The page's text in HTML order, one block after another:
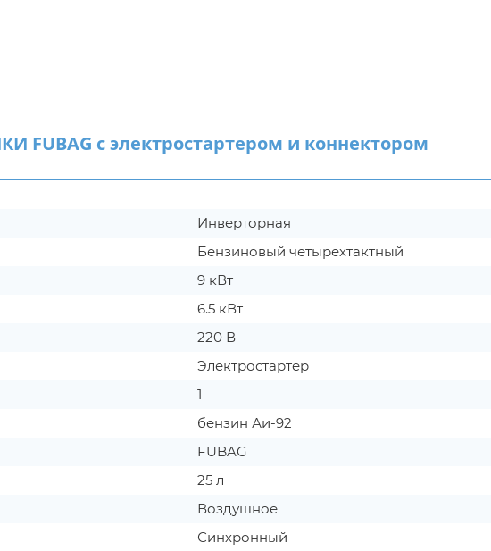
FUBAG с электростартером и коннектором
Инверторная
Бензиновый четырехтактный
9 кВт
6.5 кВт
220 В
Электростартер
1
бензин Аи-92
FUBAG
25 л
Воздушное
Синхронный